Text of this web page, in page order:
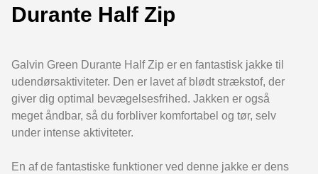
Durante Half Zip
Galvin Green Durante Half Zip er en fantastisk jakke til
udendørsaktiviteter. Den er lavet af blødt strækstof, der
giver dig optimal bevægelsesfrihed. Jakken er også
meget åndbar, så du forbliver komfortabel og tør, selv
under intense aktiviteter.
En af de fantastiske funktioner ved denne jakke er dens